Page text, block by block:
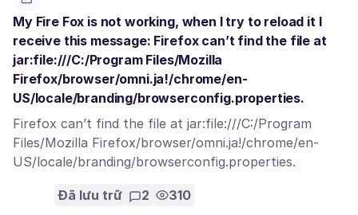
My Fire Fox is not working, when I try to reload it I
receive this message: Firefox can’t find the file at
jar:file:///C:/Program Files/Mozilla
Firefox/browser/omni.ja!/chrome/en-
US/locale/branding/browserconfig.properties.
Firefox can’t find the file at jar:file:///C:/Program
Files/Mozilla Firefox/browser/omni.ja!/chrome/en-
US/locale/branding/browserconfig.properties.
Đã lưu trữ 2 310